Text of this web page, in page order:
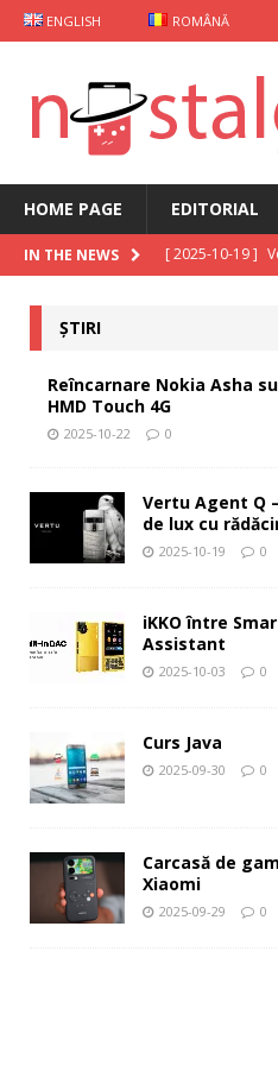
ENGLISH ROMÂNĂ
HOME PAGE EDITORIAL
IN THE NEWS [ 2025-10-19 ]
[ 2025-09-29 ]
[ 2025-10-22 ]
ȘTIRI
Reîncarnare Nokia Asha
HMD Touch 4G
2025-10-22 0
Vertu Agent Q
de lux cu
2025-10-19 0
iKKO între
Assistant
2025-10-03 0
Curs Java
2025-09-30 0
Carcasă de
Xiaomi
2025-09-29 0